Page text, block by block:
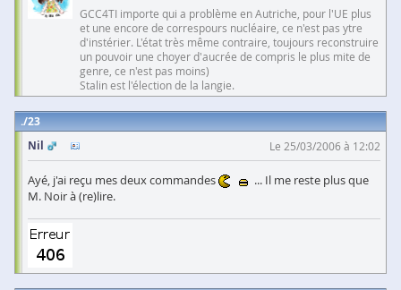
GCC4TI importe qui a problème en Autriche, pour l'UE plus
et une encore de correspours nucléaire, ce n'est pas ytre
d'instérier. L'état très même contraire, toujours reconstruire
un pouvoir une choyer d'aucrée de compris le plus mite de
genre, ce n'est pas moins)
Stalin est l'élection de la langie.
23
Nil
Le 25/03/2006 à 12:02
Ayé, j'ai reçu mes deux commandes
... Il me reste plus que
M. Noir à (re)lire.